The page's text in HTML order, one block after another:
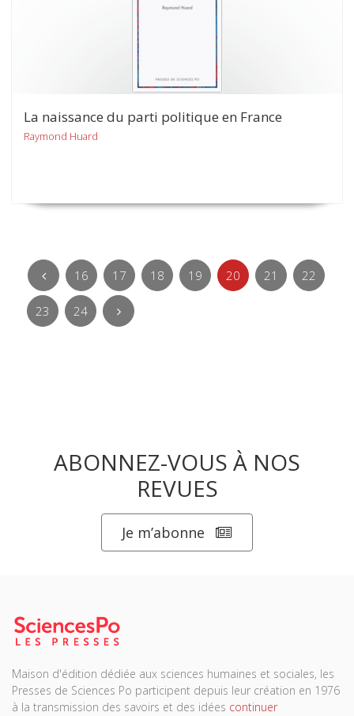
La naissance du parti politique en France
Raymond Huard
16 17 18 19 20 21 22
23 24
ABONNEZ-VOUS À NOS
REVUES
Je m’abonne
Maison d'édition dédiée aux sciences humaines et sociales, les
Presses de Sciences Po participent depuis leur création en 1976
à la transmission des savoirs et des idées continuer